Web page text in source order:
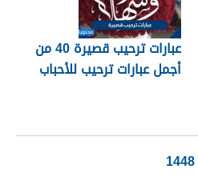
عبارات ترحيب قصيرة 40 من
أجمل عبارات ترحيب للأحباب